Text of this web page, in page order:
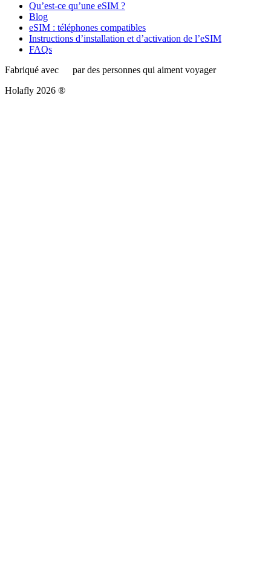
Qu’est-ce qu’une eSIM ?
Blog
eSIM : téléphones compatibles
Instructions d’installation et d’activation de l’eSIM
FAQs
Fabriqué avec
par des personnes qui aiment voyager
Holafly 2026 ®